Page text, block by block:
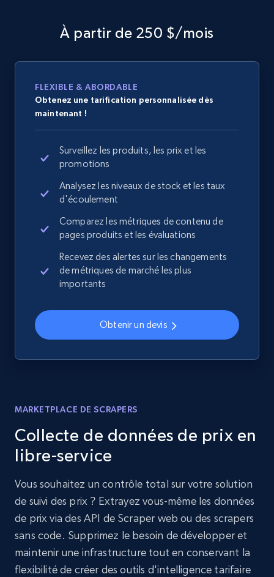
À partir de 250 $/mois
FLEXIBLE & ABORDABLE
Obtenez une tarification personnalisée dès
maintenant !
Surveillez les produits, les prix et les
promotions
Analysez les niveaux de stock et les taux
d'écoulement
Comparez les métriques de contenu de
pages produits et les évaluations
Recevez des alertes sur les changements
de métriques de marché les plus
importants
Obtenir un devis
MARKETPLACE DE SCRAPERS
Collecte de données de prix en
libre-service
Vous souhaitez un contrôle total sur votre solution
de suivi des prix ? Extrayez vous-même les données
de prix via des API de Scraper web ou des scrapers
sans code. Supprimez le besoin de développer et
maintenir une infrastructure tout en conservant la
flexibilité de créer des outils d'intelligence tarifaire